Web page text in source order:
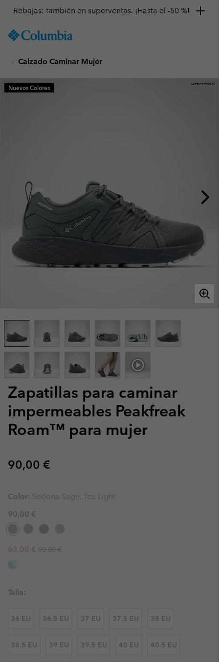
TO
SKIP
MAIN
NAV
Rebajas: también en superventas. ¡Hasta el -50 %!
Calzado Caminar Mujer
Zapatillas para caminar
impermeables Peakfreak
Roam™ para mujer
Regular price:
90,00 €
Nuevos Colores
Color: Sedona Sage, Tea Light
90,00 €
Sale price:
63,00 € Regular price:
90,00 €
Talla:
36 EU 36.5 EU 37 EU 37.5 EU 38 EU
38.5 EU 39 EU 39.5 EU 40 EU 40.5 EU